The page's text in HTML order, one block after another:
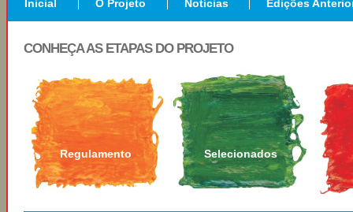
Inicial O Projeto Notícias Edições
CONHEÇA AS ETAPAS DO PROJETO
Regulamento Selecionados